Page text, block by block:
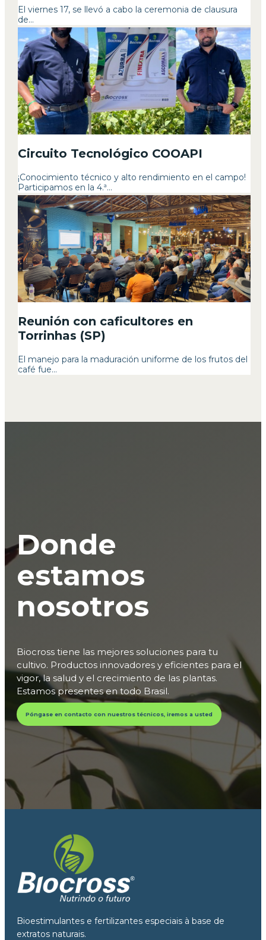
El viernes 17, se llevó a cabo la ceremonia de clausura
de...
Circuito Tecnológico COOAPI
¡Conocimiento técnico y alto rendimiento en el campo!
Participamos en la 4.ª...
Reunión con caficultores en
Torrinhas (SP)
El manejo para la maduración uniforme de los frutos del
café fue...
Donde
estamos
nosotros
Biocross tiene las mejores soluciones para tu
cultivo. Productos innovadores y eficientes para el
vigor, la salud y el crecimiento de las plantas.
Estamos presentes en todo Brasil.
Póngase en contacto con nuestros técnicos, iremos a usted
Bioestimulantes e fertilizantes especiais à base de
extratos naturais.